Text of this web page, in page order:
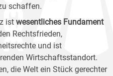
schaffen.
ist wesentliches Fundament
Rechtsfrieden,
und ist
Wirtschaftsstandort.
die Welt ein Stück gerechter